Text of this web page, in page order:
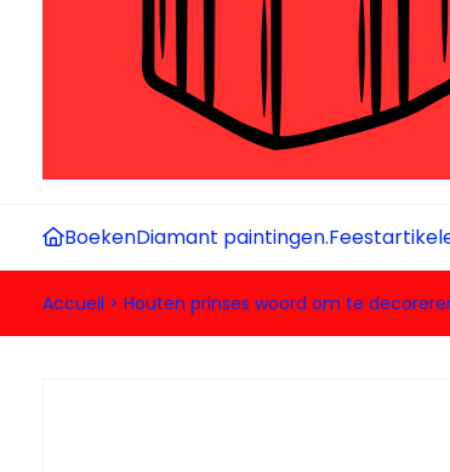
BoekenDiamant paintingen.
Accueil > Houten prinses woord om te